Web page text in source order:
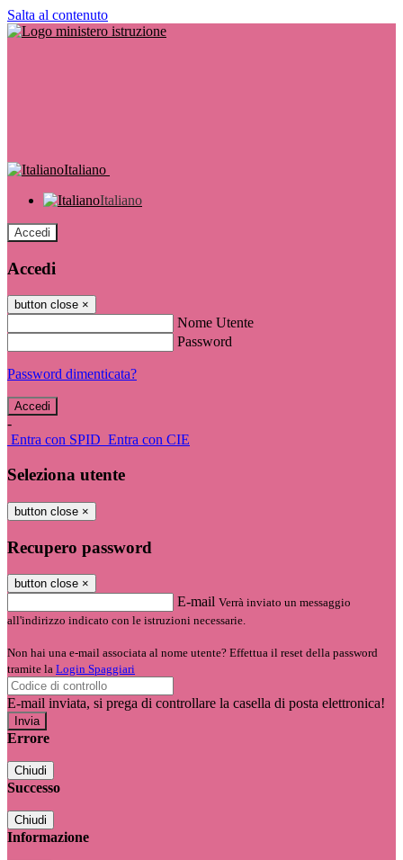
Salta al contenuto
Italiano
Italiano
Accedi
Accedi
button close ×
Nome Utente
Password
Password dimenticata?
-
Entra con SPID Entra con CIE
Seleziona utente
button close ×
Recupero password
button close ×
E-mail Verrà inviato un messaggio
all'indirizzo indicato con le istruzioni necessarie.
Non hai una e-mail associata al nome utente? Effettua il reset della password
tramite la Login Spaggiari
E-mail inviata, si prega di controllare la casella di posta elettronica!
Errore
Chiudi
Successo
Chiudi
Informazione